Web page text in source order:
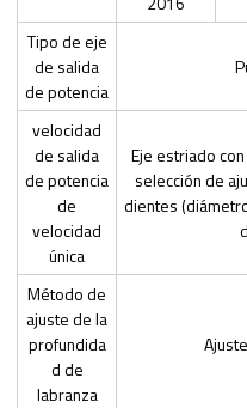
Tipo de eje
de salida
de potencia
velocidad
de salida
de potencia
de
velocidad
única
Eje estriado
selección de
dientes
Método de
ajuste de la
profundida
d de
labranza